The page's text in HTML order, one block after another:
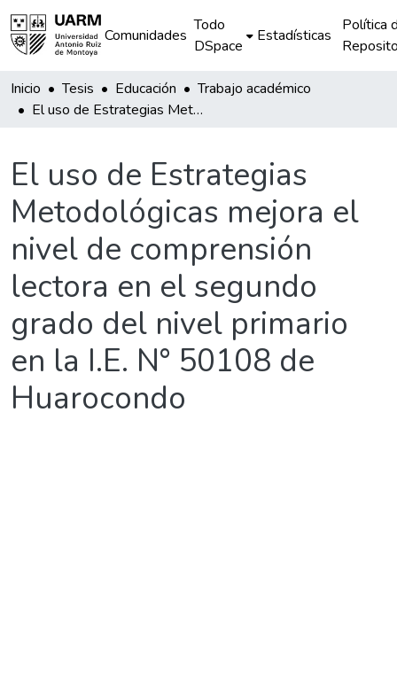
Comunidades
Todo
DSpace
Estadísticas
Política
Inicio Tesis Educación
Trabajo académico
El uso de Estrategias Metodológicas mejora el nivel de comprensión lectora en el segundo grado del nivel primario en la I.E. N° 50108 de Huarocondo
El uso de Estrategias
Metodológicas mejora el
nivel de comprensión
lectora en el segundo
grado del nivel primario
en la I.E. N° 50108 de
Huarocondo